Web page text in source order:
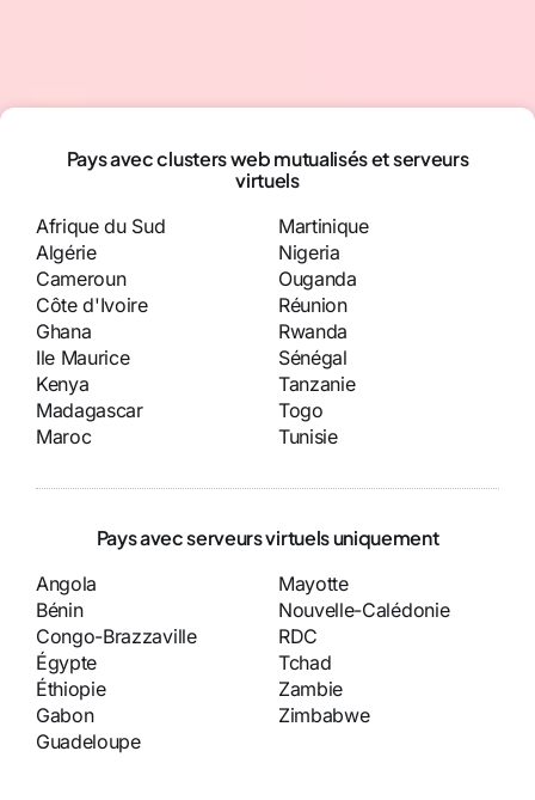
Pays avec clusters web mutualisés et serveurs
virtuels
Afrique du Sud
Algérie
Cameroun
Côte d'Ivoire
Ghana
Ile Maurice
Kenya
Madagascar
Maroc
Martinique
Nigeria
Ouganda
Réunion
Rwanda
Sénégal
Tanzanie
Togo
Tunisie
Pays avec serveurs virtuels uniquement
Angola
Bénin
Congo-Brazzaville
Égypte
Éthiopie
Gabon
Guadeloupe
Mayotte
Nouvelle-Calédonie
RDC
Tchad
Zambie
Zimbabwe